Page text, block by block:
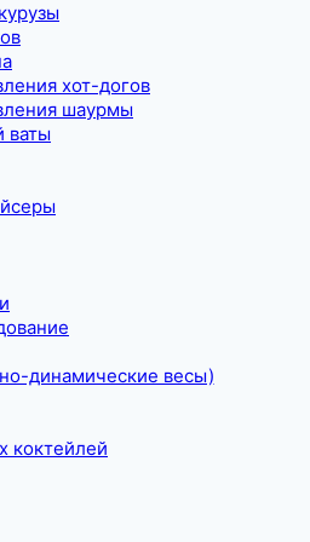
хот-догов
шаурмы
ваты
динамические весы)
коктейлей